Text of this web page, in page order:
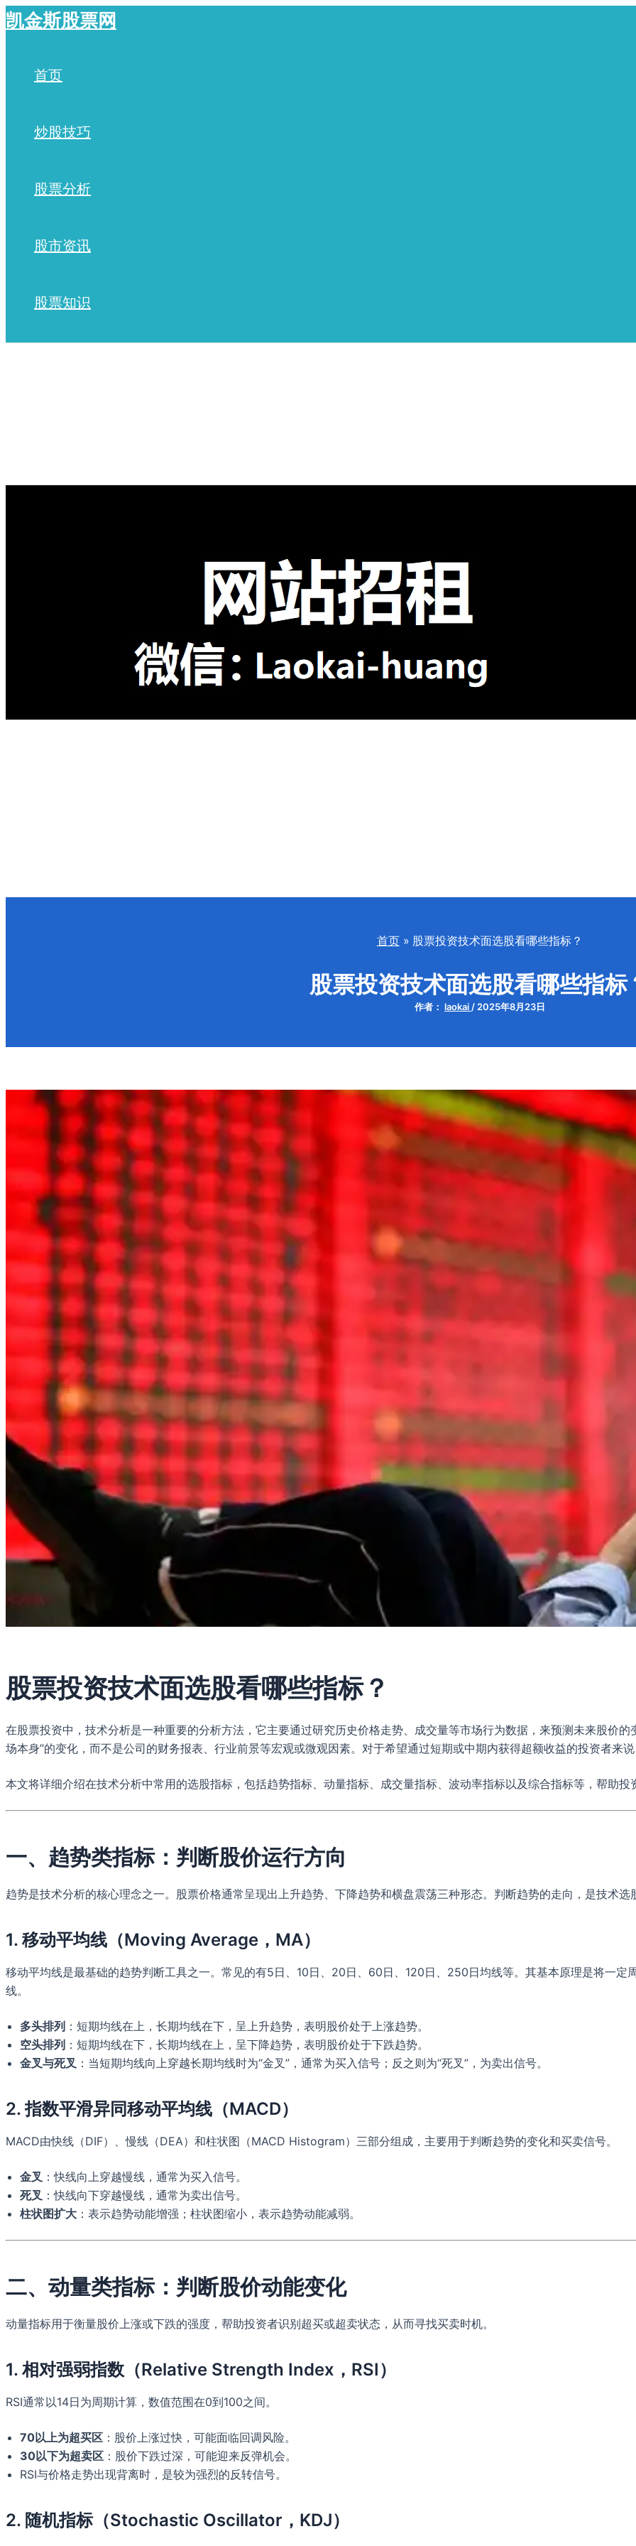
跳
至
凯金斯股票网
首页
炒股技巧
股票分析
股市资讯
股票知识
首页 股票投资技术面选股看哪些指标？
股票投资技术面选股看哪些指标
作者： laokai / 2025年8月23日
股票投资技术面选股看哪些指标？
在股票投资中，技术分析是一种重要的分析方法，它主要通过研究历史价格走势、成交量等市场行为数据，来预测未来股价
场本身”的变化，而不是公司的财务报表、行业前景等宏观或微观因素。对于希望通过短期或中期内获得超额收益的投资者来
本文将详细介绍在技术分析中常用的选股指标，包括趋势指标、动量指标、成交量指标、波动率指标以及综合指标等，帮助
一、趋势类指标：判断股价运行方向
趋势是技术分析的核心理念之一。股票价格通常呈现出上升趋势、下降趋势和横盘震荡三种形态。判断趋势的走向，是技术选
1. 移动平均线（Moving Average，MA）
移动平均线是最基础的趋势判断工具之一。常见的有5日、10日、20日、60日、120日、250日均线等。其基本原理是将一定
线。
多头排列 ：短期均线在上，长期均线在下，呈上升趋势，表明股价处于上涨趋势。
空头排列 ：短期均线在下，长期均线在上，呈下降趋势，表明股价处于下跌趋势。
金叉与死叉 ：当短期均线向上穿越长期均线时为“金叉”，通常为买入信号；反之则为“死叉”，为卖出信号。
2. 指数平滑异同移动平均线（MACD）
MACD由快线（DIF）、慢线（DEA）和柱状图（MACD Histogram）三部分组成，主要用于判断趋势的变化和买卖信号。
金叉 ：快线向上穿越慢线，通常为买入信号。
死叉 ：快线向下穿越慢线，通常为卖出信号。
柱状图扩大 ：表示趋势动能增强；柱状图缩小，表示趋势动能减弱。
二、动量类指标：判断股价动能变化
动量指标用于衡量股价上涨或下跌的强度，帮助投资者识别超买或超卖状态，从而寻找买卖时机。
1. 相对强弱指数（Relative Strength Index，RSI）
RSI通常以14日为周期计算，数值范围在0到100之间。
70以上为超买区 ：股价上涨过快，可能面临回调风险。
30以下为超卖区 ：股价下跌过深，可能迎来反弹机会。
RSI与价格走势出现背离时，是较为强烈的反转信号。
2. 随机指标（Stochastic Oscillator，KDJ）